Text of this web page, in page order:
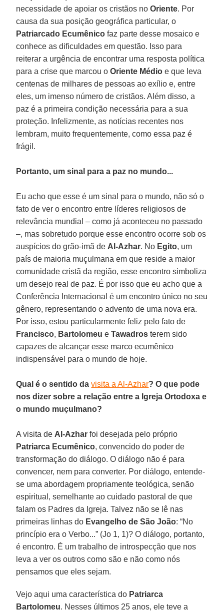
necessidade de apoiar os cristãos noOriente. Por
causa da sua posição geográfica particular, o
Patriarcado Ecumênico faz parte desse mosaico e
conhece as dificuldades em questão. Isso para
reiterar a urgência de encontrar uma resposta política
para a crise que marcou oOriente Médio e que leva
centenas de milhares de pessoas ao exílio e, entre
eles, um imenso número de cristãos. Além disso, a
paz é a primeira condição necessária para a sua
proteção. Infelizmente, as notícias recentes nos
lembram, muito frequentemente, como essa paz é
frágil.
Portanto, um sinal para a paz no mundo...
Eu acho que esse é um sinal para o mundo, não só o
fato de ver o encontro entre líderes religiosos de
relevância mundial – como já aconteceu no passado
–, mas sobretudo porque esse encontro ocorre sob os
auspícios do grão-imã de Al-Azhar. No Egito, um
país de maioria muçulmana em que reside a maior
comunidade cristã da região, esse encontro simboliza
um desejo real de paz. É por isso que eu acho que a
Conferência Internacional é um encontro único no seu
gênero, representando o advento de uma nova era.
Por isso, estou particularmente feliz pelo fato de
Francisco, Bartolomeu eTawadros terem sido
capazes de alcançar esse marco ecumênico
indispensável para o mundo de hoje.
Qual é o sentido davisita a Al-Azhar? O que pode
nos dizer sobre a relação entre a Igreja Ortodoxa e
o mundo muçulmano?
A visita de Al-Azhar foi desejada pelo próprio
Patriarca Ecumênico, convencido do poder de
transformação do diálogo. O diálogo não é para
convencer, nem para converter. Por diálogo, entende-
se uma abordagem propriamente teológica, senão
espiritual, semelhante ao cuidado pastoral de que
falam os Padres da Igreja. Talvez não se lê nas
primeiras linhas do Evangelho de São João: “No
princípio era o Verbo...” (Jo 1, 1)? O diálogo, portanto,
é encontro. É um trabalho de introspecção que nos
leva a ver os outros como são e não como nós
pensamos que eles sejam.
Vejo aqui uma característica do Patriarca
Bartolomeu. Nesses últimos 25 anos, ele teve a